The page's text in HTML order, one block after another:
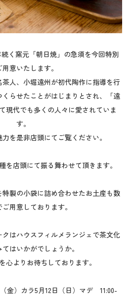
く窯元「朝日焼」の急須を今回特別
用意いたします。
人、小堀遠州が初代陶作に指導を行
らせたことがはじまりとされ、「遠
現代でも多くの人々に愛されていま
す。
を是非店頭にてご覧ください。
を店頭にて振る舞わせて頂きます。
特製の小袋に詰め合わせたお土産も数
用意しております。
はハウスフィルメランジェで茶文化
はいかがでしょうか。
心よりお待ちしております。
金）カラ5月12日（日）マデ 11:00-